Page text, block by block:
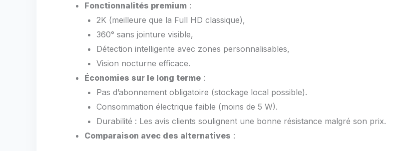
Fonctionnalités premium :
2K (meilleure que la Full HD classique),
360° sans jointure visible,
Détection intelligente avec zones personnalisables,
Vision nocturne efficace.
Économies sur le long terme :
Pas d’abonnement obligatoire (stockage local possible).
Consommation électrique faible (moins de 5 W).
Durabilité : Les avis clients soulignent une bonne résistance malgré son prix.
Comparaison avec des alternatives :